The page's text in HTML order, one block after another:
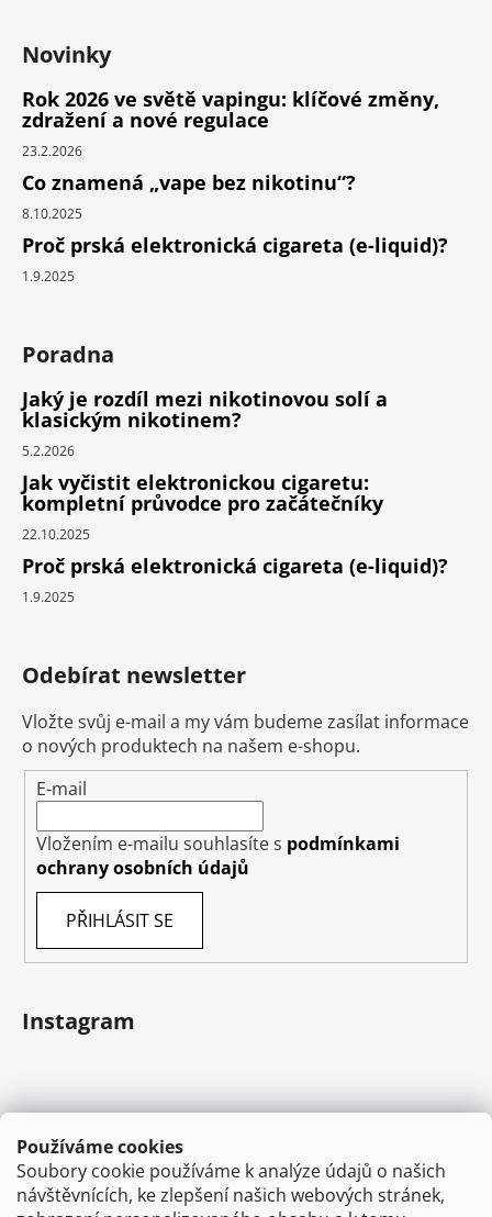
Používáme cookies
Soubory cookie používáme k analýze údajů o našich
návštěvnících, ke zlepšení našich webových stránek,
Novinky
Rok 2026 ve světě vapingu: klíčové změny,
zdražení a nové regulace
23.2.2026
Co znamená „vape bez nikotinu“?
8.10.2025
Proč prská elektronická cigareta (e-liquid)?
1.9.2025
Poradna
Jaký je rozdíl mezi nikotinovou solí a
klasickým nikotinem?
5.2.2026
Jak vyčistit elektronickou cigaretu:
kompletní průvodce pro začátečníky
22.10.2025
Proč prská elektronická cigareta (e-liquid)?
1.9.2025
Odebírat newsletter
Vložte svůj e-mail a my vám budeme zasílat informace
o nových produktech na našem e-shopu.
E-mail
Vložením e-mailu souhlasíte s podmínkami
ochrany osobních údajů
PŘIHLÁSIT SE
Instagram